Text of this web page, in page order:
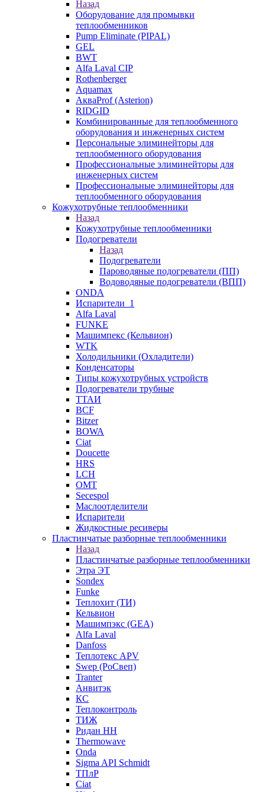
Назад
Оборудование для промывки
теплообменников
Pump Eliminate (PIPAL)
GEL
BWT
Alfa Laval CIP
Rothenberger
Aquamax
АкваProf (Asterion)
RIDGID
Комбинированные для теплообменного
оборудования и инженерных систем
Персональные элиминейторы для
теплообменного оборудования
Профессиональные элиминейторы для
инженерных систем
Профессиональные элиминейторы для
теплообменного оборудования
Кожухотрубные теплообменники
Назад
Кожухотрубные теплообменники
Подогреватели
Назад
Подогреватели
Пароводяные подогреватели (ПП)
Водоводяные подогреватели (ВПП)
ONDA
Испарители_1
Alfa Laval
FUNKE
Машимпекс (Кельвион)
WTK
Холодильники (Охладители)
Конденсаторы
Типы кожухотрубных устройств
Подогреватели трубные
ТТАИ
BCF
Bitzer
BOWA
Ciat
Doucette
HRS
LCH
OMT
Secespol
Маслоотделители
Испарители
Жидкостные ресиверы
Пластинчатые разборные теплообменники
Назад
Пластинчатые разборные теплообменники
Этра ЭТ
Sondex
Funke
Теплохит (ТИ)
Кельвион
Машимпэкс (GEA)
Alfa Laval
Danfoss
Теплотекс APV
Swep (РоСвеп)
Tranter
Анвитэк
КС
Теплоконтроль
ТИЖ
Ридан НН
Thermowave
Onda
Sigma API Schmidt
ТПлР
Ciat